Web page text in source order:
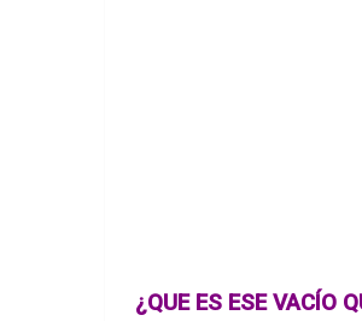
¿QUE ES ESE VACÍO